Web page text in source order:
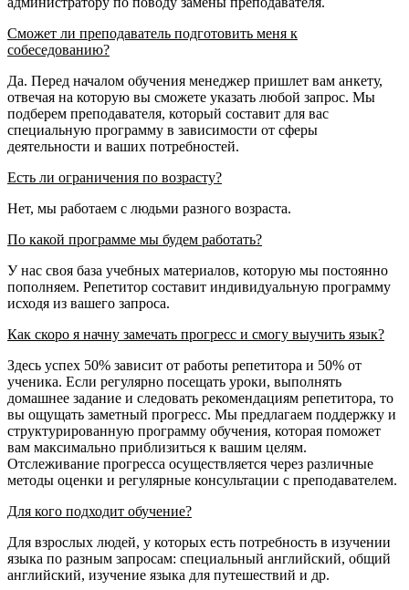
Сможет ли преподаватель подготовить меня к
собеседованию?
Да. Перед началом обучения менеджер пришлет вам анкету,
отвечая на которую вы сможете указать любой запрос. Мы
подберем преподавателя, который составит для вас
специальную программу в зависимости от сферы
деятельности и ваших потребностей.
Есть ли ограничения по возрасту?
Нет, мы работаем с людьми разного возраста.
По какой программе мы будем работать?
У нас своя база учебных материалов, которую мы постоянно
пополняем. Репетитор составит индивидуальную программу
исходя из вашего запроса.
Как скоро я начну замечать прогресс и смогу выучить язык?
Здесь успех 50% зависит от работы репетитора и 50% от
ученика. Если регулярно посещать уроки, выполнять
домашнее задание и следовать рекомендациям репетитора, то
вы ощущать заметный прогресс. Мы предлагаем поддержку и
структурированную программу обучения, которая поможет
вам максимально приблизиться к вашим целям.
Отслеживание прогресса осуществляется через различные
методы оценки и регулярные консультации с преподавателем.
Для кого подходит обучение?
Для взрослых людей, у которых есть потребность в изучении
языка по разным запросам: специальный английский, общий
английский, изучение языка для путешествий и др.